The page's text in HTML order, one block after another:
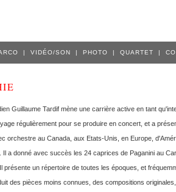
| VIDÉO/SON | PHOTO | QUARTET |
Guillaume Tardif mène une carrière active en tant
régulièrement pour se produire en concert, et a
orchestre au Canada, aux Etats-Unis, en Europe,
Il a donné avec succès les 24 caprices de Paganini au
présente un répertoire de toutes les époques, et
des pièces moins connues, des compositions